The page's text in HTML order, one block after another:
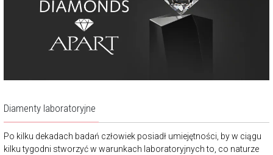
Diamenty laboratoryjne
Po kilku dekadach badań człowiek posiadł umiejętności, by w ciągu
kilku tygodni stworzyć w warunkach laboratoryjnych to, co naturze